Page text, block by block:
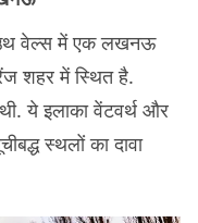
वेल्स में एक लखनऊ
शहर में स्थित है.
ये इलाका वेंटवर्थ और
स्थलों का दावा